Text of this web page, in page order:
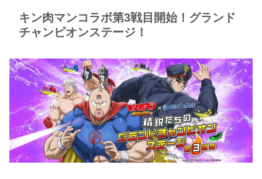
キン肉マンコラボ第3戦目開始！グランド
チャンピオンステージ！